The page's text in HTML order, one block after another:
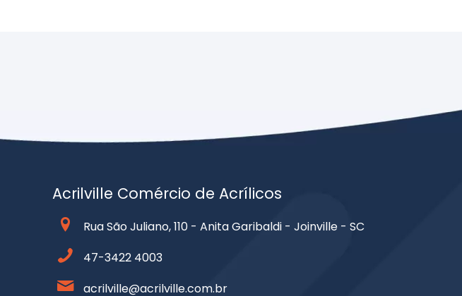
Acrilville Comércio de Acrílicos
Rua São Juliano, 110 - Anita Garibaldi - Joinville - SC
47-3422 4003
acrilville@acrilville.com.br